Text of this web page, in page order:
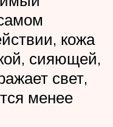
кожа
сияющей,
свет,
менее